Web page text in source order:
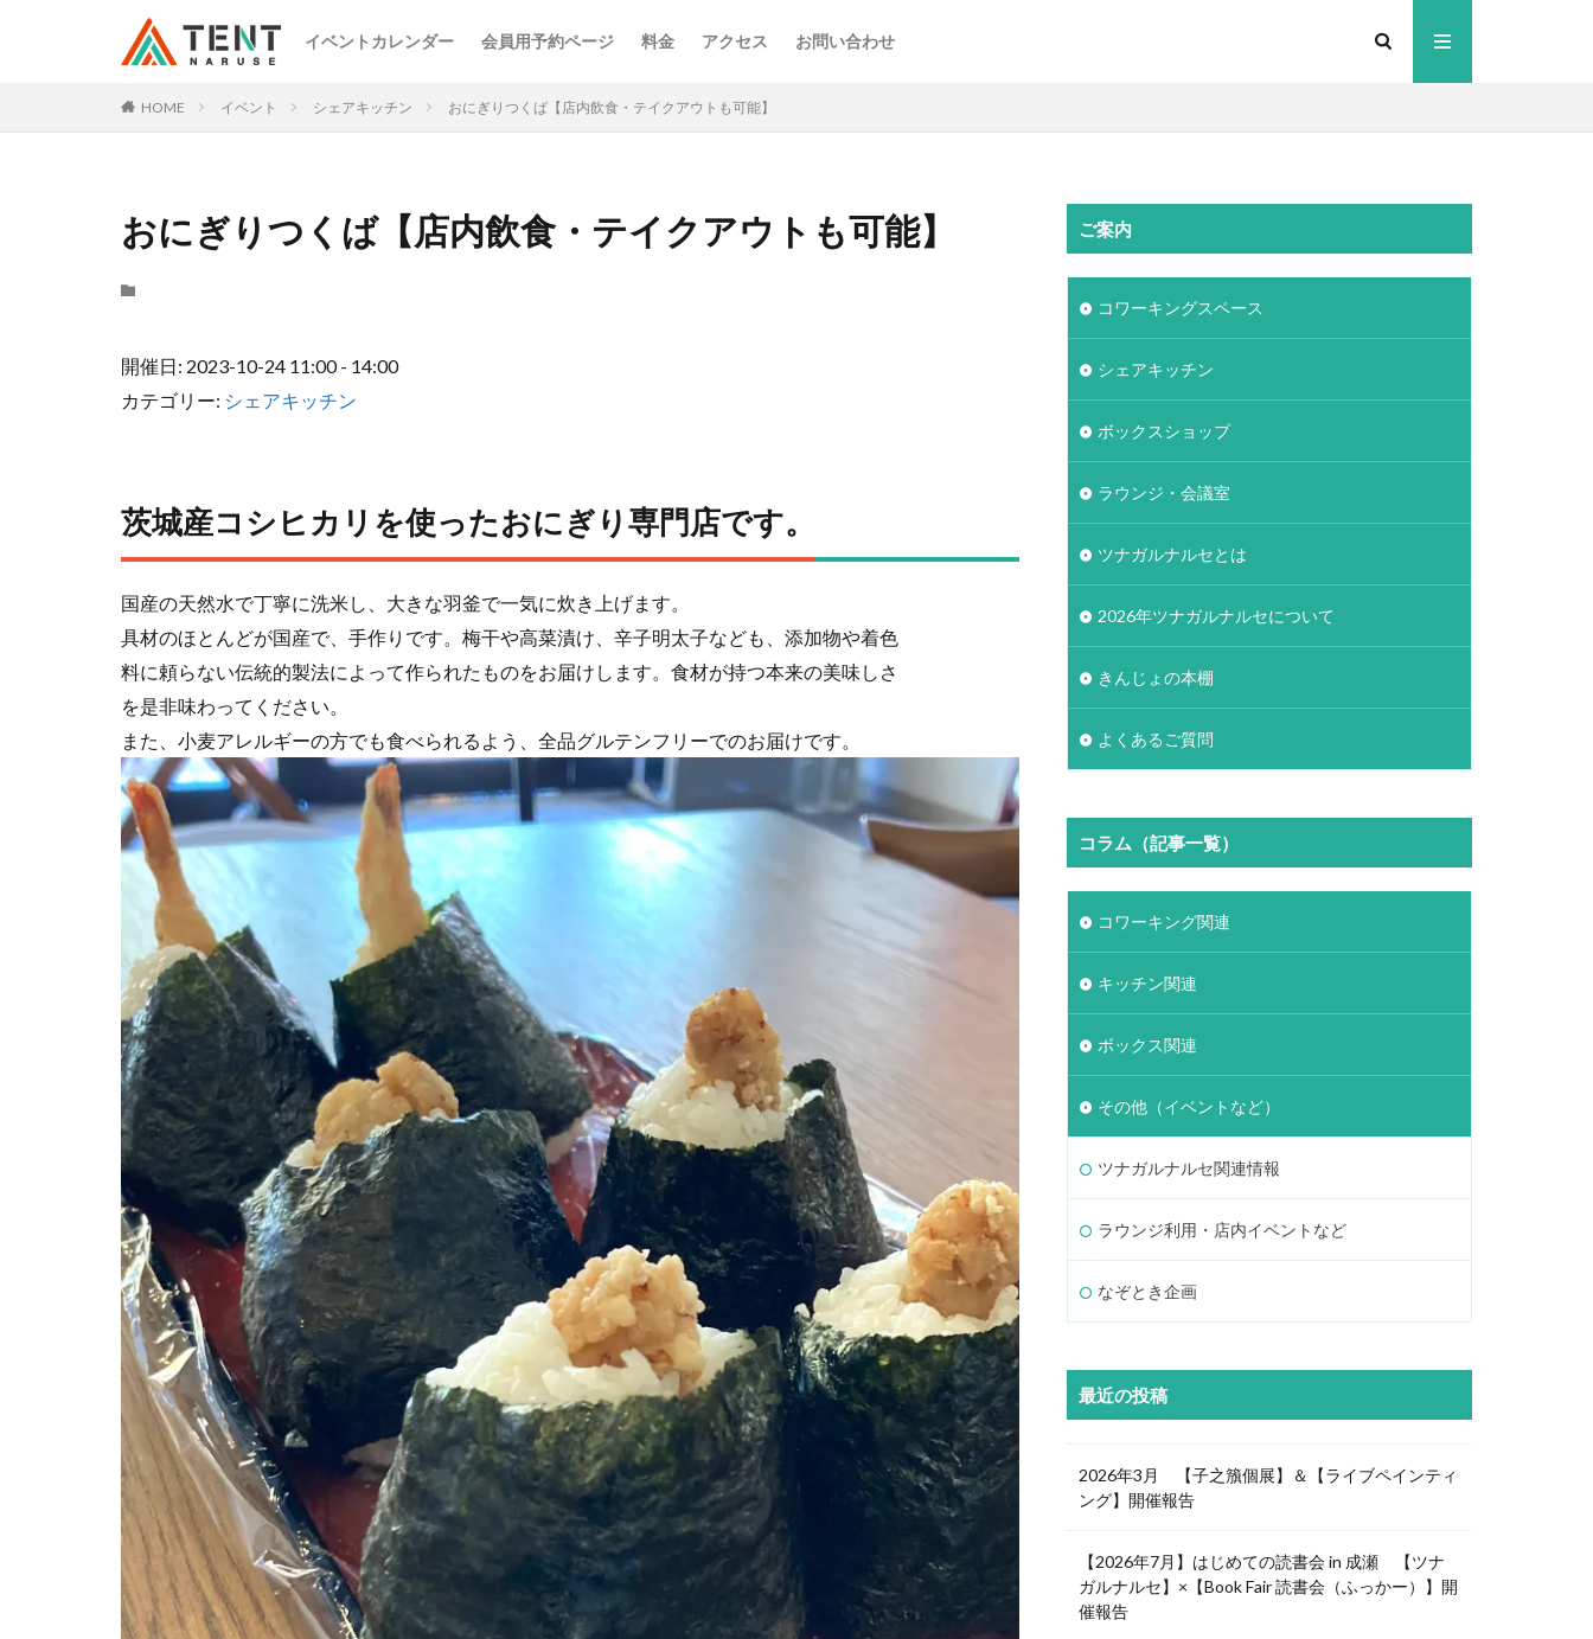
イベントカレンダー 会員用予約ページ 料金 アクセス お問い合わせ
HOME イベント シェアキッチン おにぎりつくば【店内飲食・テイクアウトも可能】
おにぎりつくば【店内飲食・テイクアウトも可能】
開催日: 2023-10-24 11:00 - 14:00
カテゴリー: シェアキッチン
茨城産コシヒカリを使ったおにぎり専門店です。
国産の天然⽔で丁寧に洗⽶し、⼤きな⽻釜で⼀気に炊き上げます。
具材のほとんどが国産で、⼿作りです。梅⼲や⾼菜漬け、⾟⼦明太⼦なども、添加物や着⾊
料に頼らない伝統的製法によって作られたものをお届けします。⾷材が持つ本来の美味しさ
を是⾮味わってください。
また、⼩⻨アレルギーの⽅でも⾷べられるよう、全品グルテンフリーでのお届けです。
ご案内
コワーキングスペース
シェアキッチン
ボックスショップ
ラウンジ・会議室
ツナガルナルセとは
2026年ツナガルナルセについて
きんじょの本棚
よくあるご質問
コラム（記事一覧）
コワーキング関連
キッチン関連
ボックス関連
その他（イベントなど）
ツナガルナルセ関連情報
ラウンジ利用・店内イベントなど
なぞとき企画
最近の投稿
2026年3月 【子之籏個展】＆【ライブペインティ
ング】開催報告
【2026年7月】はじめての読書会 in 成瀬 【ツナ
ガルナルセ】×【Book Fair 読書会（ふっかー）】開
催報告